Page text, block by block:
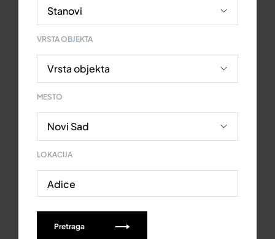
VRSTA OBJEKTA
MESTO
LOKACIJA
Adice
Pretraga